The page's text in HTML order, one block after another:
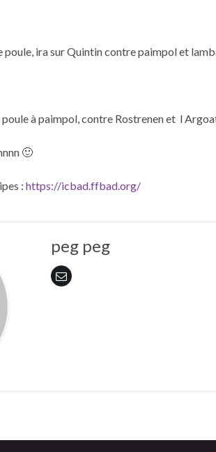
poule, ira sur Quintin contre paimpol et
poule à paimpol, contre Rostrenen et l
🙂
: https://icbad.ffbad.org/
peg peg